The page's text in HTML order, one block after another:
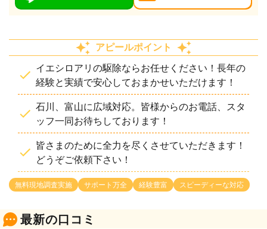
アピールポイント
イエシロアリの駆除ならお任せください！長年の
経験と実績で安心しておまかせいただけます！
石川、富山に広域対応。皆様からのお電話、スタ
ッフ一同お待ちしております！
皆さまのために全力を尽くさせていただきます！
どうぞご依頼下さい！
無料現地調査実施 サポート万全 経験豊富 スピーディーな対応
最新の口コミ